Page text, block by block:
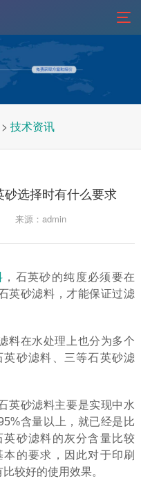
> 技术资讯
选择时有什么要求
来源：admin
，石英砂的纯度必须要在
英砂滤料，才能保证过滤
料在水处理上也分为多个
砂滤料、三等石英砂滤
英砂滤料主要是实现中水
含量以上，就已经是比
砂滤料的灰分含量比较
的要求，因此对于印刷
较好的使用效果。